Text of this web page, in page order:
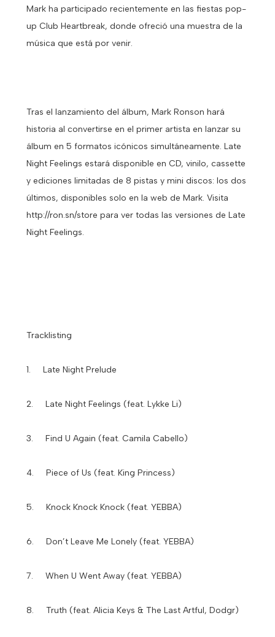
Mark ha participado recientemente en las fiestas pop-
up Club Heartbreak, donde ofreció una muestra de la
música que está por venir.
Tras el lanzamiento del álbum, Mark Ronson hará
historia al convertirse en el primer artista en lanzar su
álbum en 5 formatos icónicos simultáneamente. Late
Night Feelings estará disponible en CD, vinilo, cassette
y ediciones limitadas de 8 pistas y mini discos: los dos
últimos, disponibles solo en la web de Mark. Visita
http://ron.sn/store para ver todas las versiones de Late
Night Feelings.
Tracklisting
1. Late Night Prelude
2. Late Night Feelings (feat. Lykke Li)
3. Find U Again (feat. Camila Cabello)
4. Piece of Us (feat. King Princess)
5. Knock Knock Knock (feat. YEBBA)
6. Don’t Leave Me Lonely (feat. YEBBA)
7. When U Went Away (feat. YEBBA)
8. Truth (feat. Alicia Keys & The Last Artful, Dodgr)